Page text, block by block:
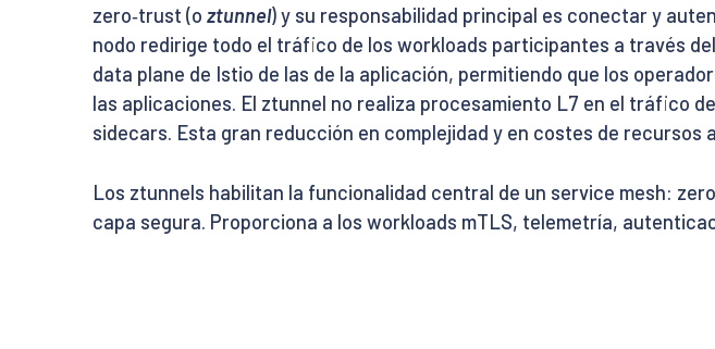
zero‑trust (o ztunnel) y su responsabilidad principal es conectar y
nodo redirige todo el tráfico de los workloads participantes a través
data plane de Istio de las de la aplicación, permitiendo que los
las aplicaciones. El ztunnel no realiza procesamiento L7 en el tráfico
sidecars. Esta gran reducción en complejidad y en costes de
Los ztunnels habilitan la funcionalidad central de un service mesh:
capa segura. Proporciona a los workloads mTLS, telemetría,